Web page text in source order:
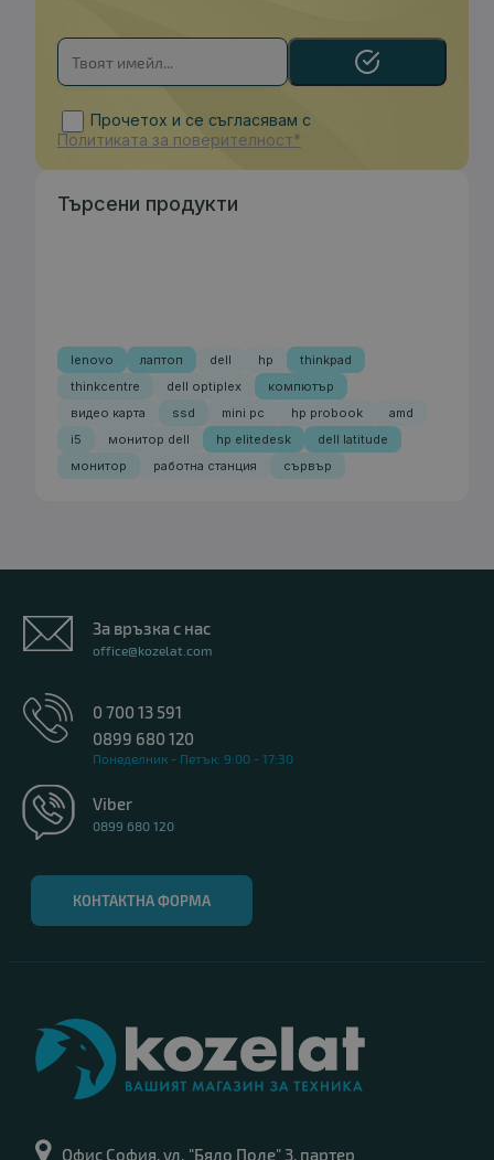
Прочетох и се съгласявам с
Политиката за поверителност*
Търсени продукти
lenovo лаптоп dell hp
thinkpad
thinkcentre
dell optiplex
компютър
видео карта
ssd mini pc hp probook
amd
i5
монитор dell hp elitedesk
dell latitude
монитор
работна станция сървър
За връзка с нас
office@kozelat.com
0 700 13 591
0899 680 120
Понеделник - Петък: 9:00 - 17:30
Viber
0899 680 120
КОНТАКТНА ФОРМА
Офис София, ул. "Бяло Поле" 3, партер